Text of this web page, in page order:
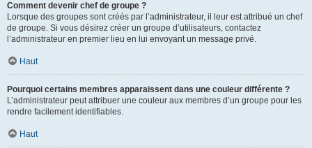
Comment devenir chef de groupe ?
Lorsque des groupes sont créés par l’administrateur, il leur est attribué un chef
de groupe. Si vous désirez créer un groupe d’utilisateurs, contactez
l’administrateur en premier lieu en lui envoyant un message privé.
Haut
Pourquoi certains membres apparaissent dans une couleur différente ?
L’administrateur peut attribuer une couleur aux membres d’un groupe pour les
rendre facilement identifiables.
Haut